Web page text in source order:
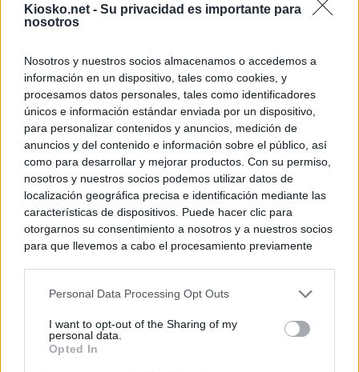
Kiosko.net - Su privacidad es importante para
nosotros
Nosotros y nuestros socios almacenamos o accedemos a
información en un dispositivo, tales como cookies, y
procesamos datos personales, tales como identificadores
únicos e información estándar enviada por un dispositivo,
para personalizar contenidos y anuncios, medición de
anuncios y del contenido e información sobre el público, así
como para desarrollar y mejorar productos. Con su permiso,
nosotros y nuestros socios podemos utilizar datos de
localización geográfica precisa e identificación mediante las
características de dispositivos. Puede hacer clic para
otorgarnos su consentimiento a nosotros y a nuestros socios
para que llevemos a cabo el procesamiento previamente
negar su consentimiento. Tenga en cuenta que algún
de su consentimiento, pero usted tiene el derecho de
rechazar tal procesamiento. Sus preferencias se aplicarán
Personal Data Processing Opt Outs
I want to opt-out of the Sharing of my
personal data.
Opted In